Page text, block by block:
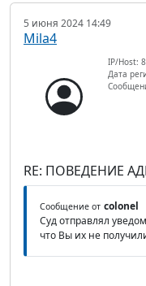
5 июня 2024 14:49
Mila4
IP/Host:
Дата
RE: ПОВЕДЕНИЕ
Сообщение от colonel
Суд отправлял
что Вы их не